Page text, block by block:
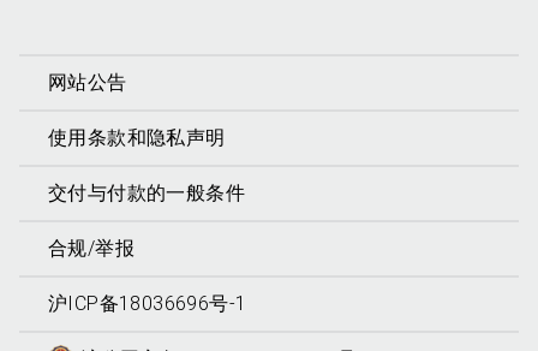
网站公告
使用条款和隐私声明
交付与付款的一般条件
合规/举报
沪ICP备18036696号-1